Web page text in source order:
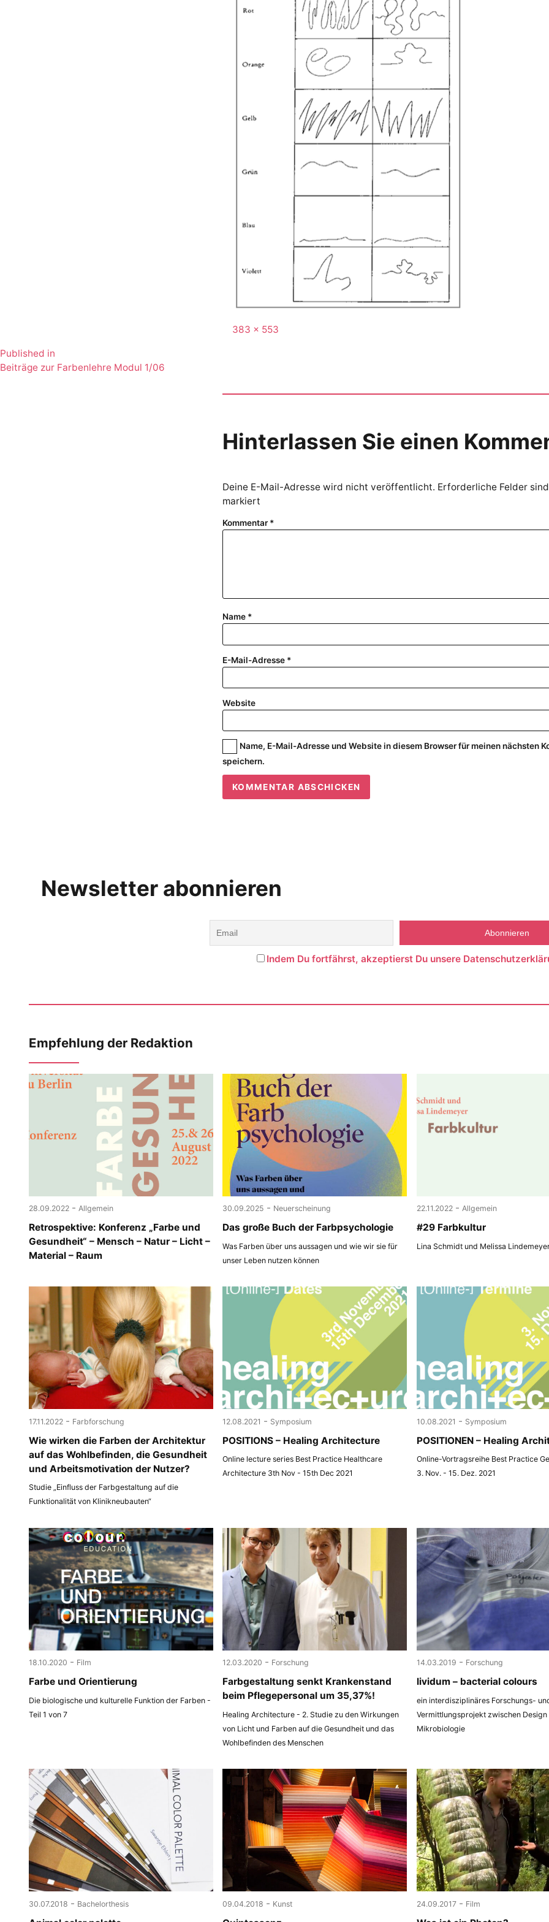
Full
383 × 553
Beitragsnavigation
Published in
Beiträge zur Farbenlehre Modul 1/06
Hinterlassen Sie einen
Deine E-Mail-Adresse wird nicht veröffentlicht. Erforderliche Felder
markiert
Kommentar*
Name *
E-Mail-Adresse *
Website
Name, E-Mail-Adresse und Website in diesem Browser für meinen nächsten
speichern.
Newsletter abonnieren
Indem Du fortfährst, akzeptierst Du unsere
Empfehlung der Redaktion
28.09.2022 - Allgemein
Retrospektive: Konferenz „Farbe und
Gesundheit“ – Mensch – Natur – Licht –
Material – Raum
30.09.2025 - Neuerscheinung
Das große Buch der Farbpsychologie
Was Farben über uns aussagen und wie wir sie für
unser Leben nutzen können
22.11.2022 - Allgemein
#29 Farbkultur
Lina Schmidt und Melissa
17.11.2022 - Farbforschung
Wie wirken die Farben der Architektur
auf das Wohlbefinden, die Gesundheit
und Arbeitsmotivation der Nutzer?
Studie „Einfluss der Farbgestaltung auf die
Funktionalität von Klinikneubauten“
12.08.2021 - Symposium
POSITIONS – Healing Architecture
Online lecture series Best Practice Healthcare
Architecture 3th Nov - 15th Dec 2021
10.08.2021 - Symposium
POSITIONEN – Healing
Online-Vortragsreihe Best Practice
3. Nov. - 15. Dez. 2021
18.10.2020 - Film
Farbe und Orientierung
Die biologische und kulturelle Funktion der Farben -
Teil 1 von 7
12.03.2020 - Forschung
Farbgestaltung senkt Krankenstand
beim Pflegepersonal um 35,37%!
Healing Architecture - 2. Studie zu den Wirkungen
von Licht und Farben auf die Gesundheit und das
Wohlbefinden des Menschen
14.03.2019 - Forschung
lividum – bacterial colours
ein interdisziplinäres Forschungs-
Vermittlungsprojekt zwischen Design
Mikrobiologie
30.07.2018 - Bachelorthesis 09.04.2018 - Kunst 24.09.2017 - Film